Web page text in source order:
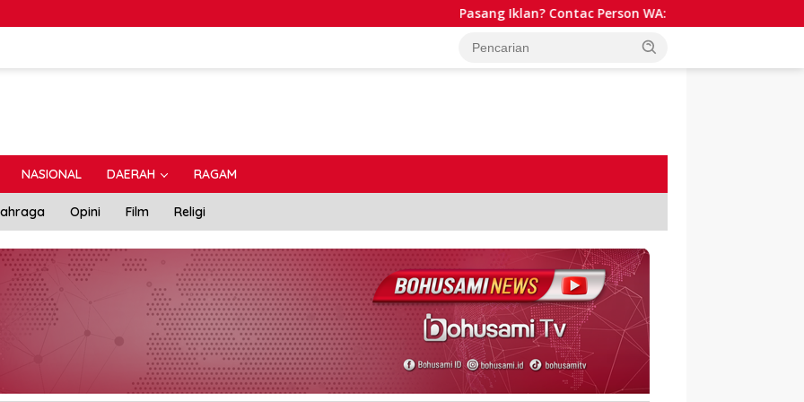
Pasang Iklan? Contac Person WA: 081341511701
NASIONAL DAERAH RAGAM
Opini Film Religi